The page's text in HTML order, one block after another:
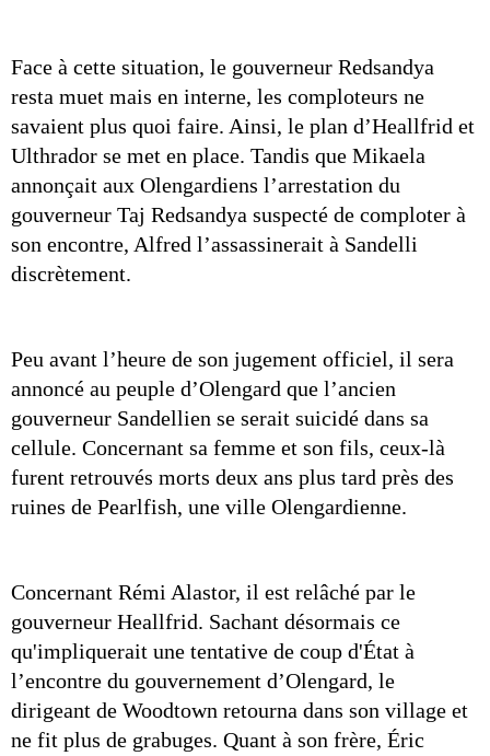
Face à cette situation, le gouverneur Redsandya
resta muet mais en interne, les comploteurs ne
savaient plus quoi faire. Ainsi, le plan d’Heallfrid et
Ulthrador se met en place. Tandis que Mikaela
annonçait aux Olengardiens l’arrestation du
gouverneur Taj Redsandya suspecté de comploter à
son encontre, Alfred l’assassinerait à Sandelli
discrètement.
Peu avant l’heure de son jugement officiel, il sera
annoncé au peuple d’Olengard que l’ancien
gouverneur Sandellien se serait suicidé dans sa
cellule. Concernant sa femme et son fils, ceux-là
furent retrouvés morts deux ans plus tard près des
ruines de Pearlfish, une ville Olengardienne.
Concernant Rémi Alastor, il est relâché par le
gouverneur Heallfrid. Sachant désormais ce
qu'impliquerait une tentative de coup d'État à
l’encontre du gouvernement d’Olengard, le
dirigeant de Woodtown retourna dans son village et
ne fit plus de grabuges. Quant à son frère, Éric